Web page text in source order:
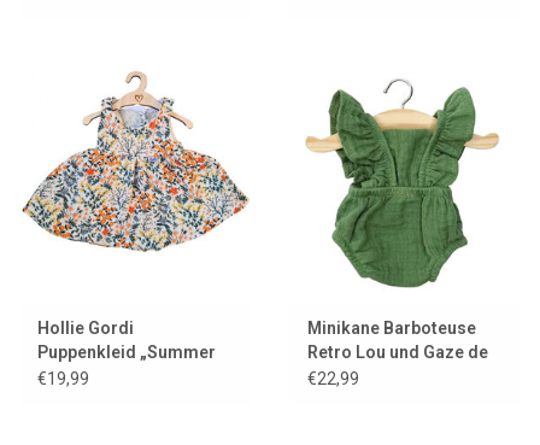
Hollie Gordi
Puppenkleid „Summer
Flower“
€19,99
Minikane Barboteuse
Retro Lou und Gaze de
Coton Ortie / Gordi
€22,99